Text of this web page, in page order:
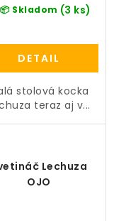
📦 Skladom (3 ks)
DETAIL
stolová kocka
teraz aj v...
Lechuza
OJO